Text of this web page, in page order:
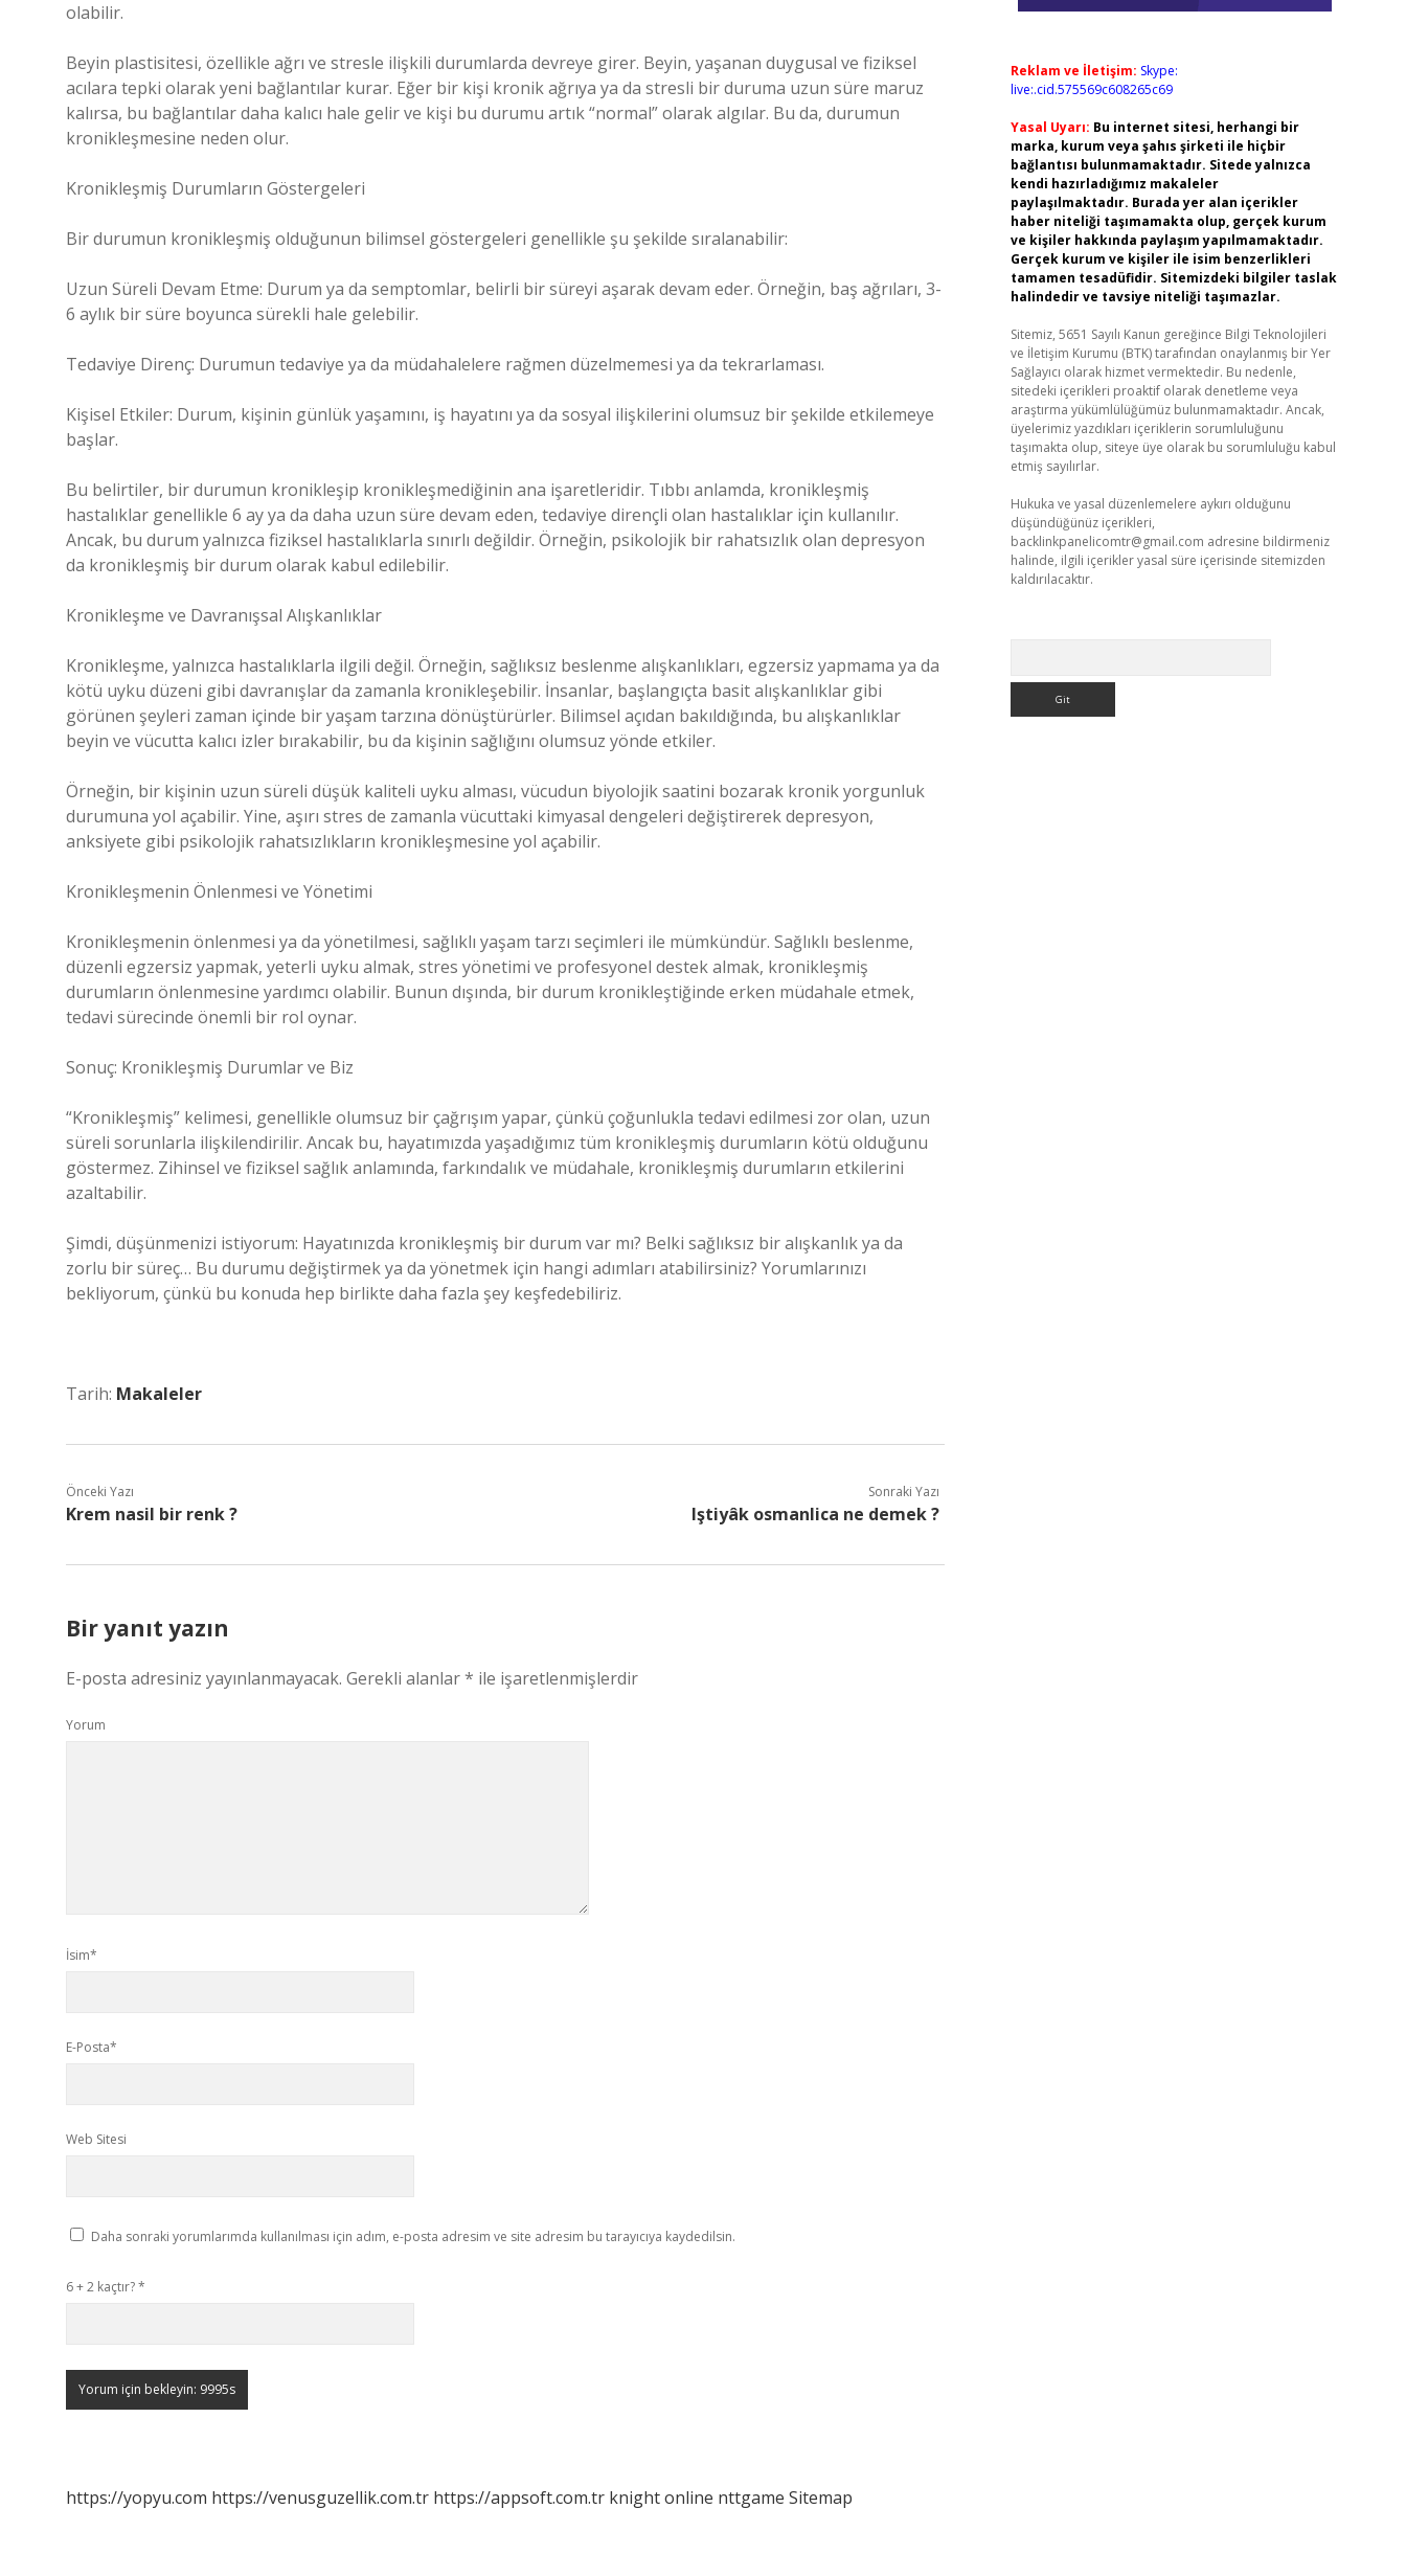
olabilir.
Beyin plastisitesi, özellikle ağrı ve stresle ilişkili durumlarda devreye girer. Beyin, yaşanan duygusal ve fiziksel
acılara tepki olarak yeni bağlantılar kurar. Eğer bir kişi kronik ağrıya ya da stresli bir duruma uzun süre maruz
kalırsa, bu bağlantılar daha kalıcı hale gelir ve kişi bu durumu artık “normal” olarak algılar. Bu da, durumun
kronikleşmesine neden olur.
Kronikleşmiş Durumların Göstergeleri
Bir durumun kronikleşmiş olduğunun bilimsel göstergeleri genellikle şu şekilde sıralanabilir:
Uzun Süreli Devam Etme: Durum ya da semptomlar, belirli bir süreyi aşarak devam eder. Örneğin, baş ağrıları, 3-
6 aylık bir süre boyunca sürekli hale gelebilir.
Tedaviye Direnç: Durumun tedaviye ya da müdahalelere rağmen düzelmemesi ya da tekrarlaması.
Kişisel Etkiler: Durum, kişinin günlük yaşamını, iş hayatını ya da sosyal ilişkilerini olumsuz bir şekilde etkilemeye
başlar.
Bu belirtiler, bir durumun kronikleşip kronikleşmediğinin ana işaretleridir. Tıbbı anlamda, kronikleşmiş
hastalıklar genellikle 6 ay ya da daha uzun süre devam eden, tedaviye dirençli olan hastalıklar için kullanılır.
Ancak, bu durum yalnızca fiziksel hastalıklarla sınırlı değildir. Örneğin, psikolojik bir rahatsızlık olan depresyon
da kronikleşmiş bir durum olarak kabul edilebilir.
Kronikleşme ve Davranışsal Alışkanlıklar
Kronikleşme, yalnızca hastalıklarla ilgili değil. Örneğin, sağlıksız beslenme alışkanlıkları, egzersiz yapmama ya da
kötü uyku düzeni gibi davranışlar da zamanla kronikleşebilir. İnsanlar, başlangıçta basit alışkanlıklar gibi
görünen şeyleri zaman içinde bir yaşam tarzına dönüştürürler. Bilimsel açıdan bakıldığında, bu alışkanlıklar
beyin ve vücutta kalıcı izler bırakabilir, bu da kişinin sağlığını olumsuz yönde etkiler.
Örneğin, bir kişinin uzun süreli düşük kaliteli uyku alması, vücudun biyolojik saatini bozarak kronik yorgunluk
durumuna yol açabilir. Yine, aşırı stres de zamanla vücuttaki kimyasal dengeleri değiştirerek depresyon,
anksiyete gibi psikolojik rahatsızlıkların kronikleşmesine yol açabilir.
Kronikleşmenin Önlenmesi ve Yönetimi
Kronikleşmenin önlenmesi ya da yönetilmesi, sağlıklı yaşam tarzı seçimleri ile mümkündür. Sağlıklı beslenme,
düzenli egzersiz yapmak, yeterli uyku almak, stres yönetimi ve profesyonel destek almak, kronikleşmiş
durumların önlenmesine yardımcı olabilir. Bunun dışında, bir durum kronikleştiğinde erken müdahale etmek,
tedavi sürecinde önemli bir rol oynar.
Sonuç: Kronikleşmiş Durumlar ve Biz
“Kronikleşmiş” kelimesi, genellikle olumsuz bir çağrışım yapar, çünkü çoğunlukla tedavi edilmesi zor olan, uzun
süreli sorunlarla ilişkilendirilir. Ancak bu, hayatımızda yaşadığımız tüm kronikleşmiş durumların kötü olduğunu
göstermez. Zihinsel ve fiziksel sağlık anlamında, farkındalık ve müdahale, kronikleşmiş durumların etkilerini
azaltabilir.
Şimdi, düşünmenizi istiyorum: Hayatınızda kronikleşmiş bir durum var mı? Belki sağlıksız bir alışkanlık ya da
zorlu bir süreç… Bu durumu değiştirmek ya da yönetmek için hangi adımları atabilirsiniz? Yorumlarınızı
bekliyorum, çünkü bu konuda hep birlikte daha fazla şey keşfedebiliriz.
Tarih: Makaleler
Önceki Yazı
Krem nasil bir renk ?
Sonraki Yazı
Iştiyâk osmanlica ne demek ?
Bir yanıt yazın
E-posta adresiniz yayınlanmayacak. Gerekli alanlar* ile işaretlenmişlerdir
Yorum
İsim*
E-Posta*
Web Sitesi
Daha sonraki yorumlarımda kullanılması için adım, e-posta adresim ve site adresim bu tarayıcıya kaydedilsin.
6 + 2 kaçtır?*
https://yopyu.com https://venusguzellik.com.tr https://appsoft.com.tr knight online nttgame Sitemap
Reklam ve İletişim: Skype:
live:.cid.575569c608265c69
Yasal Uyarı: Bu internet sitesi, herhangi bir
marka, kurum veya şahıs şirketi ile hiçbir
bağlantısı bulunmamaktadır. Sitede yalnızca
kendi hazırladığımız makaleler
paylaşılmaktadır. Burada yer alan içerikler
haber niteliği taşımamakta olup, gerçek kurum
ve kişiler hakkında paylaşım yapılmamaktadır.
Gerçek kurum ve kişiler ile isim benzerlikleri
tamamen tesadüfidir. Sitemizdeki bilgiler taslak
halindedir ve tavsiye niteliği taşımazlar.
Sitemiz, 5651 Sayılı Kanun gereğince Bilgi Teknolojileri
ve İletişim Kurumu (BTK) tarafından onaylanmış bir Yer
Sağlayıcı olarak hizmet vermektedir. Bu nedenle,
sitedeki içerikleri proaktif olarak denetleme veya
araştırma yükümlülüğümüz bulunmamaktadır. Ancak,
üyelerimiz yazdıkları içeriklerin sorumluluğunu
taşımakta olup, siteye üye olarak bu sorumluluğu kabul
etmiş sayılırlar.
Hukuka ve yasal düzenlemelere aykırı olduğunu
düşündüğünüz içerikleri,
backlinkpanelicomtr@gmail.com adresine bildirmeniz
halinde, ilgili içerikler yasal süre içerisinde sitemizden
kaldırılacaktır.